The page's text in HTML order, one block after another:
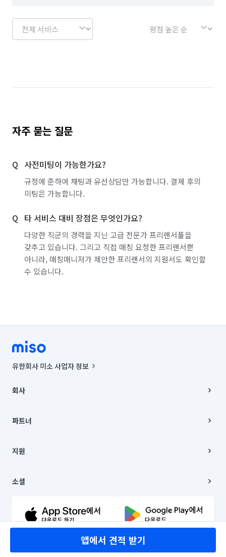
자주 묻는 질문
사전미팅이 가능한가요?
규정에 준하여 채팅과 유선상담만 가능합니다. 결제 후의
미팅은 가능합니다.
타 서비스 대비 장점은 무엇인가요?
다양한 직군의 경력을 지닌 고급 전문가 프리랜서풀을
갖추고 있습니다. 그리고 직접 매칭 요청한 프리랜서뿐
아니라, 매칭매니저가 제안한 프리랜서의 지원서도 확인할
수 있습니다.
앱에서 견적 받기
유한회사 미소 사업자 정보
00019 |
주소 | 본사: 서울특별시 종로구 율곡로 6(중학동, 트윈트리빌딩) B동 5층
컨택센터 : 서울특별시 종로구 수송동 율곡로 24, 7층, 8층 미소
상품, 상품정보, 거래에 관한 의무와 책임은 거래당사자에게 있습니다.
언론 보도 관련 문의:
© 유한회사 미소. Miso, Inc. All Rights Reserved.
회사
채용
파트너
이사
지원
이용약관
문의하기
소셜
유튜브